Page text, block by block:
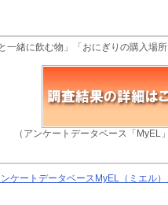
緒に飲む物」「おにぎりの購入場
（アンケートデータベース「MyEL
ンケートデータベースMyEL（ミエル）